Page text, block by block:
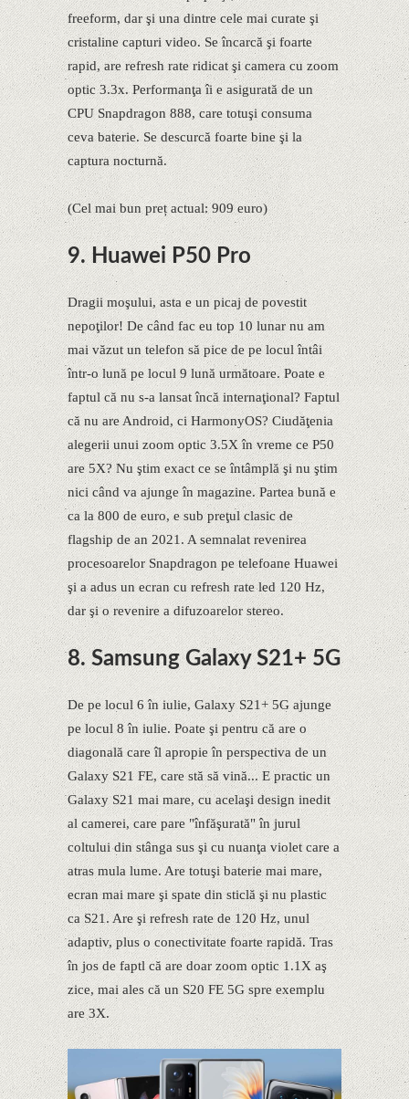
freeform, dar şi una dintre cele mai curate şi
cristaline capturi video. Se încarcă şi foarte
rapid, are refresh rate ridicat şi camera cu zoom
optic 3.3x. Performanţa îi e asigurată de un
CPU Snapdragon 888, care totuşi consuma
ceva baterie. Se descurcă foarte bine şi la
captura nocturnă.
(Cel mai bun preț actual: 909 euro)
9. Huawei P50 Pro
Dragii moşului, asta e un picaj de povestit
nepoţilor! De când fac eu top 10 lunar nu am
mai văzut un telefon să pice de pe locul întâi
într-o lună pe locul 9 lună următoare. Poate e
faptul că nu s-a lansat încă internaţional? Faptul
că nu are Android, ci HarmonyOS? Ciudăţenia
alegerii unui zoom optic 3.5X în vreme ce P50
are 5X? Nu ştim exact ce se întâmplă şi nu ştim
nici când va ajunge în magazine. Partea bună e
ca la 800 de euro, e sub preţul clasic de
flagship de an 2021. A semnalat revenirea
procesoarelor Snapdragon pe telefoane Huawei
şi a adus un ecran cu refresh rate led 120 Hz,
dar şi o revenire a difuzoarelor stereo.
8. Samsung Galaxy S21+ 5G
De pe locul 6 în iulie, Galaxy S21+ 5G ajunge
pe locul 8 în iulie. Poate şi pentru că are o
diagonală care îl apropie în perspectiva de un
Galaxy S21 FE, care stă să vină... E practic un
Galaxy S21 mai mare, cu acelaşi design inedit
al camerei, care pare "înfăşurată" în jurul
coltului din stânga sus şi cu nuanţa violet care a
atras mula lume. Are totuşi baterie mai mare,
ecran mai mare şi spate din sticlă şi nu plastic
ca S21. Are şi refresh rate de 120 Hz, unul
adaptiv, plus o conectivitate foarte rapidă. Tras
în jos de faptl că are doar zoom optic 1.1X aş
zice, mai ales că un S20 FE 5G spre exemplu
are 3X.